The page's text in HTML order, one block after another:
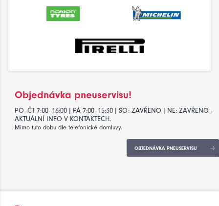
Objednávka pneuservisu!
PO–ČT 7:00–16:00 | PÁ 7:00–15:30 | SO: ZAVŘENO | NE: ZAVŘENO -
AKTUÁLNÍ INFO V KONTAKTECH.
Mimo tuto dobu dle telefonické domluvy.
OBJEDNÁVKA PNEUSERVISU